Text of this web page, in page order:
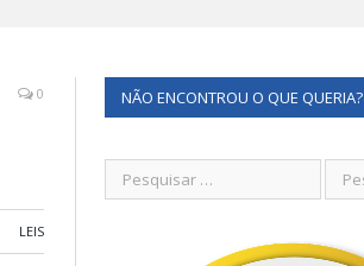
0
LEIS
NÃO ENCONTROU O QUE QUERIA?